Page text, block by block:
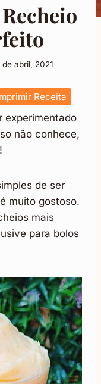
de abril, 2021
Receita
experimentado
não conhece,
de ser
muito gostoso.
mais
para bolos